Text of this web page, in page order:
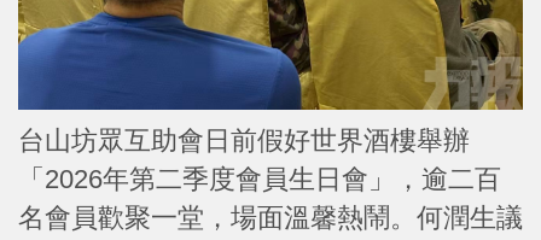
台山坊眾互助會日前假好世界酒樓舉辦
「2026年第二季度會員生日會」，逾二百
名會員歡聚一堂，場面溫馨熱鬧。何潤生議